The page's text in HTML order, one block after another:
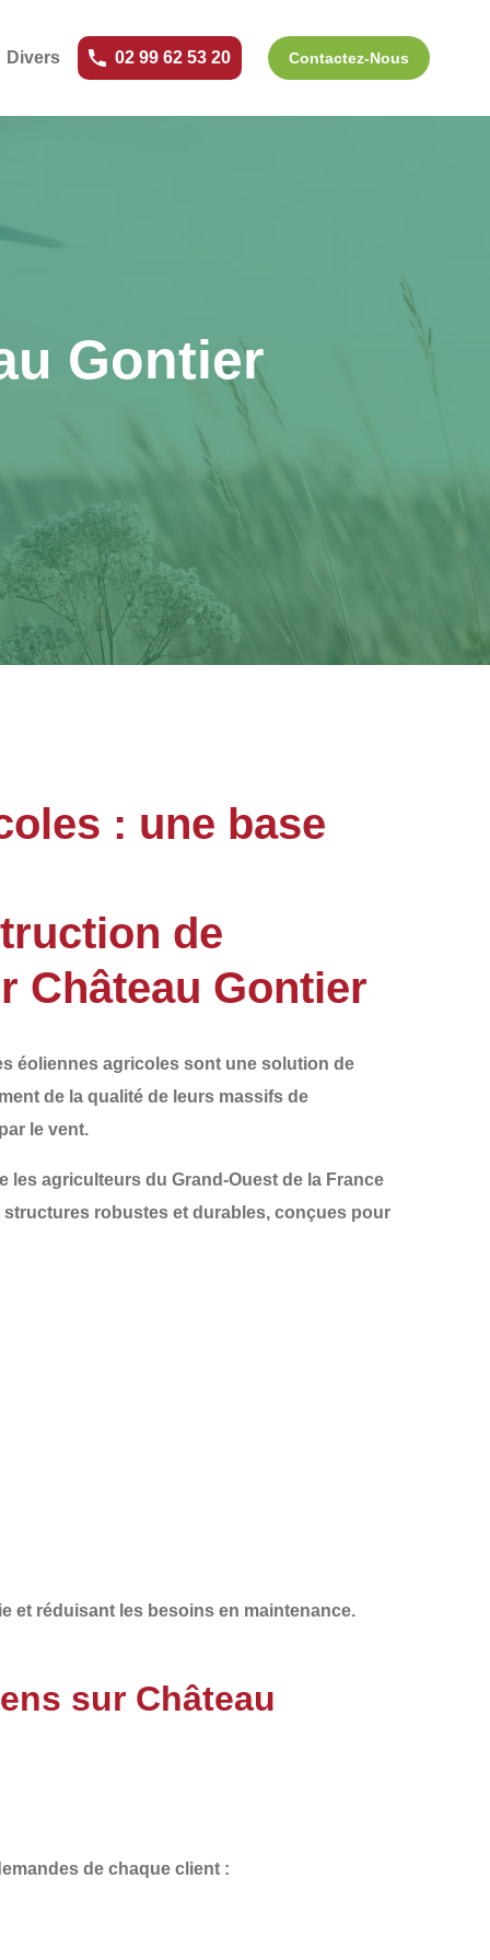
Divers 02 99 62 53 20 Contactez-Nous
Gontier
: une base
de
Château Gontier
éoliennes agricoles sont une solution de
de la qualité de leurs massifs de
le vent.
les agriculteurs du Grand-Ouest de la France
robustes et durables, conçues pour
et réduisant les besoins en maintenance.
sur Château
de chaque client :